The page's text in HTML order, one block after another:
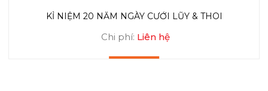
KỈ NIỆM 20 NĂM NGÀY CƯỚI LŨY & THOI
Chi phí: Liên hệ